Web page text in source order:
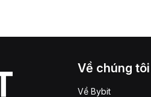
Về chúng tôi
Về Bybit